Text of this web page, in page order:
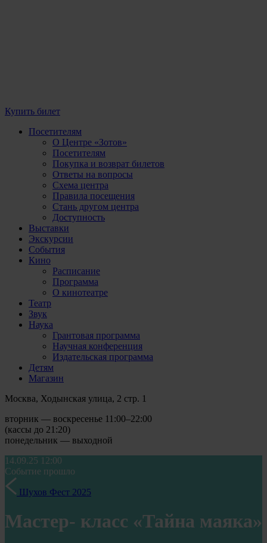
Купить билет
Посетителям
О Центре «Зотов»
Посетителям
Покупка и возврат билетов
Ответы на вопросы
Схема центра
Правила посещения
Стань другом центра
Доступность
Выставки
Экскурсии
События
Кино
Расписание
Программа
О кинотеатре
Театр
Звук
Наука
Грантовая программа
Научная конференция
Издательская программа
Детям
Магазин
Москва, Ходынская улица, 2 стр. 1
вторник — воскресенье 11:00–22:00
(кассы до 21:20)
понедельник — выходной
14.09.25 12:00
Событие прошло
Шухов Фест 2025
Мастер- класс «Тайна маяка»